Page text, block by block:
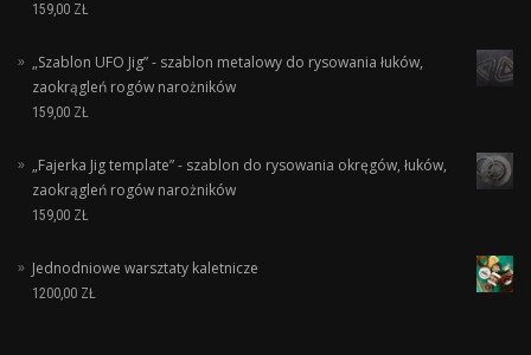
159,00 ZŁ
„Szablon UFO Jig” - szablon metalowy do rysowania łuków,
zaokrągleń rogów narożników
159,00 ZŁ
„Fajerka Jig template” - szablon do rysowania okręgów, łuków,
zaokrągleń rogów narożników
159,00 ZŁ
Jednodniowe warsztaty kaletnicze
1200,00 ZŁ